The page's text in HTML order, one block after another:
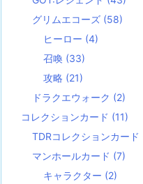
グリムエコーズ (58)
ヒーロー (4)
召喚 (33)
攻略 (21)
ドラクエウォーク (2)
コレクションカード (11)
TDRコレクションカード
マンホールカード (7)
キャラクター (2)